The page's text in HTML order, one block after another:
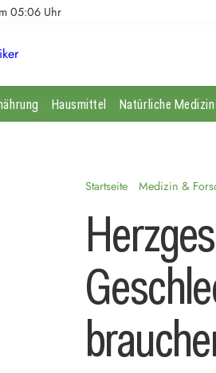
05:06 Uhr
Hausmittel Natürliche Medizin
Startseite Medizin &